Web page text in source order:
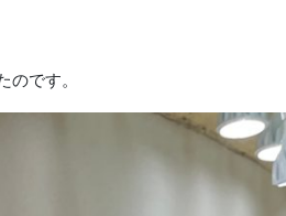
です。